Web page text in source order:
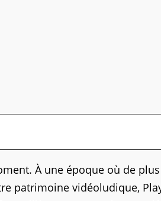
À une époque où de
patrimoine vidéoludique,